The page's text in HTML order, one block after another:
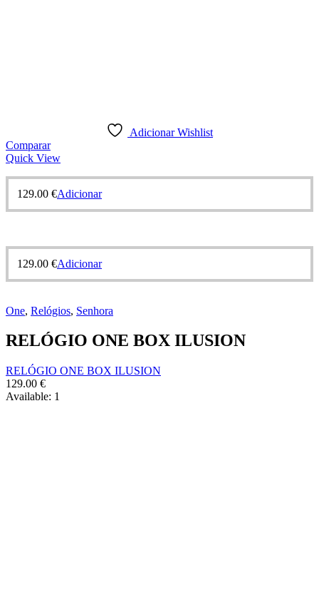
Adicionar Wishlist
Comparar
Quick View
129.00 €Adicionar
129.00 €Adicionar
One, Relógios, Senhora
RELÓGIO ONE BOX ILUSION
RELÓGIO ONE BOX ILUSION
129.00 €
Available: 1